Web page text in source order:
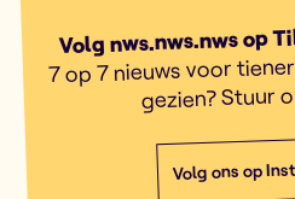
Volg nws.nws.nws op
7 op 7 nieuws voor
gezien? Stuur
Volg ons op